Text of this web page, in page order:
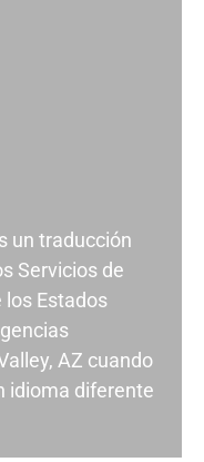
un traducción
Servicios de
los Estados
AZ cuando
idioma diferente